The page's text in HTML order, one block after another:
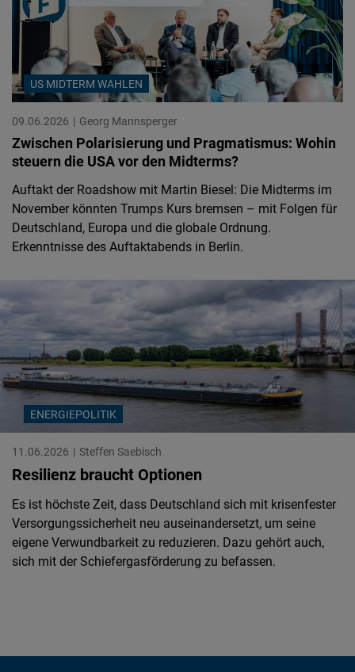
US MIDTERM WAHLEN
09.06.2026 Georg Mannsperger
Zwischen Polarisierung und Pragmatismus: Wohin
steuern die USA vor den Midterms?
Auftakt der Roadshow mit Martin Biesel: Die Midterms im
November könnten Trumps Kurs bremsen – mit Folgen für
Deutschland, Europa und die globale Ordnung.
Erkenntnisse des Auftaktabends in Berlin.
ENERGIEPOLITIK
11.06.2026 Steffen Saebisch
Resilienz braucht Optionen
Es ist höchste Zeit, dass Deutschland sich mit krisenfester
Versorgungssicherheit neu auseinandersetzt, um seine
eigene Verwundbarkeit zu reduzieren. Dazu gehört auch,
sich mit der Schiefergasförderung zu befassen.